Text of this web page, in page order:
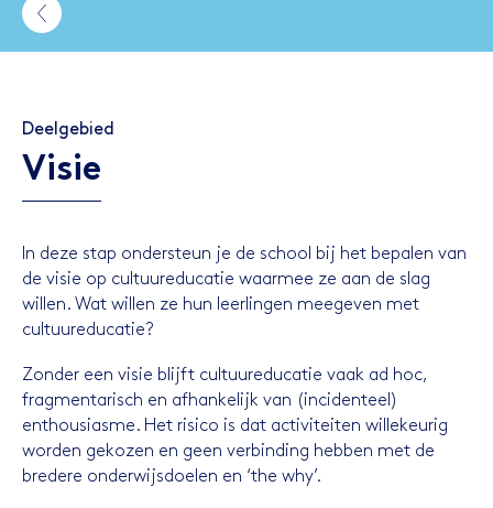
Deelgebied
Visie
In deze stap ondersteun je de school bij het bepalen van
de visie op cultuureducatie waarmee ze aan de slag
willen. Wat willen ze hun leerlingen meegeven met
cultuureducatie?
Zonder een visie blijft cultuureducatie vaak ad hoc,
fragmentarisch en afhankelijk van (incidenteel)
enthousiasme. Het risico is dat activiteiten willekeurig
worden gekozen en geen verbinding hebben met de
bredere onderwijsdoelen en ‘the why’.